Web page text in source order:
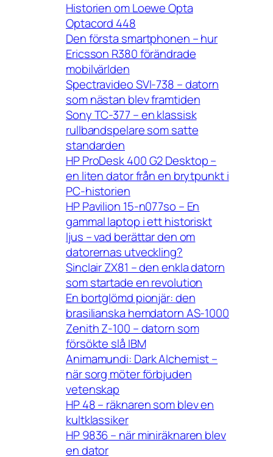
Historien om Loewe Opta
Optacord 448
Den första smartphonen – hur
Ericsson R380 förändrade
mobilvärlden
Spectravideo SVI-738 – datorn
som nästan blev framtiden
Sony TC-377 – en klassisk
rullbandspelare som satte
standarden
HP ProDesk 400 G2 Desktop –
en liten dator från en brytpunkt i
PC-historien
HP Pavilion 15-n077so – En
gammal laptop i ett historiskt
ljus – vad berättar den om
datorernas utveckling?
Sinclair ZX81 – den enkla datorn
som startade en revolution
En bortglömd pionjär: den
brasilianska hemdatorn AS-1000
Zenith Z-100 – datorn som
försökte slå IBM
Animamundi: Dark Alchemist –
när sorg möter förbjuden
vetenskap
HP 48 – räknaren som blev en
kultklassiker
HP 9836 – när miniräknaren blev
en dator